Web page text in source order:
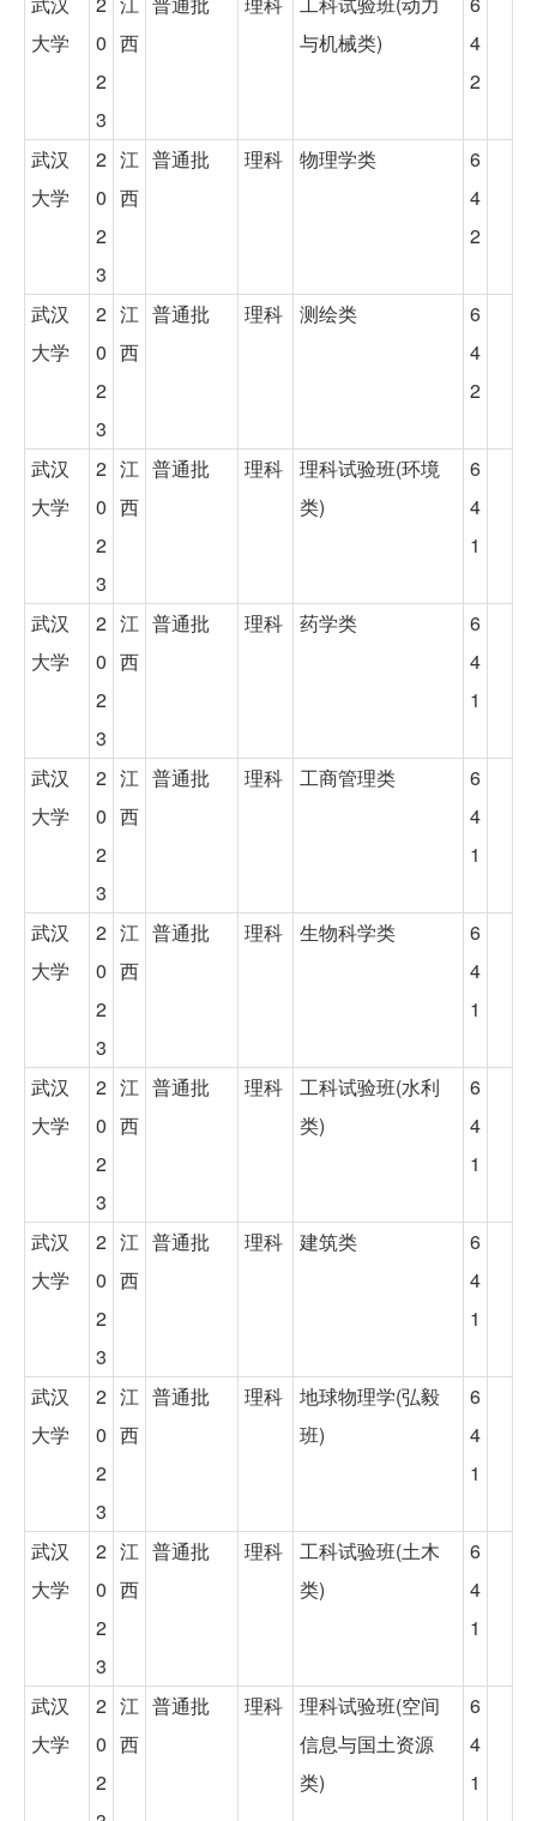
大学
0
2
3
西
与机械类)
4
2
武汉
大学
2
0
2
3
江
西
普通批 理科 物理学类
6
4
2
武汉
大学
2
0
2
3
江
西
普通批 理科 测绘类
6
4
2
武汉
大学
2
0
2
3
江
西
普通批 理科
理科试验班(环境
类)
6
4
1
武汉
大学
2
0
2
3
江
西
普通批 理科 药学类
6
4
1
武汉
大学
2
0
2
3
江
西
普通批 理科 工商管理类
6
4
1
武汉
大学
2
0
2
3
江
西
普通批 理科 生物科学类
6
4
1
武汉
大学
2
0
2
3
江
西
普通批 理科
工科试验班(水利
类)
6
4
1
武汉
大学
2
0
2
3
江
西
普通批 理科 建筑类
6
4
1
武汉
大学
2
0
2
3
江
西
普通批 理科
地球物理学(弘毅
班)
6
4
1
武汉
大学
2
0
2
3
江
西
普通批 理科
工科试验班(土木
类)
6
4
1
武汉
大学
2
0
2
江
西
普通批 理科
理科试验班(空间
信息与国土资源
类)
6
4
1